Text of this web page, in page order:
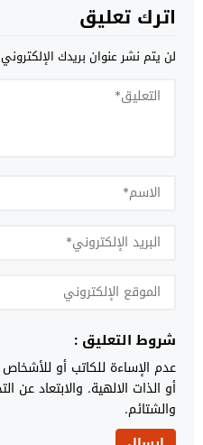
اترك تعليق
لن يتم نشر عنوان بريدك
شروط التعليق :
عدم الإساءة للكاتب أو
أو الذات الالهية. والابتعاد عن
والشتائم.